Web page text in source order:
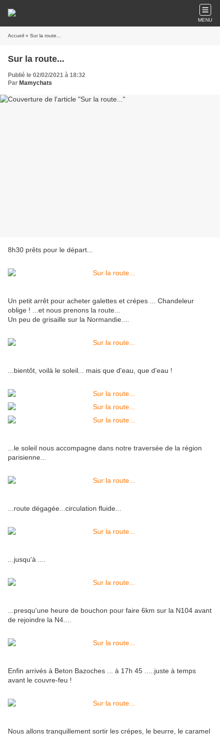
MENU
Accueil » Sur la route...
Sur la route...
Publié le 02/02/2021 à 18:32
Par Mamychats
8h30 prêts pour le départ...
Un petit arrêt pour acheter galettes et crépes ... Chandeleur
oblige ! ...et nous prenons la route...
Un peu de grisaille sur la Normandie....
...bientôt, voilà le soleil... mais que d'eau, que d'eau !
...le soleil nous accompagne dans notre traversée de la région
parisienne...
...route dégagée...circulation fluide...
...jusqu'à ....
...presqu'une heure de bouchon pour faire 6km sur la N104 avant
de rejoindre la N4....
Enfin arrivés à Beton Bazoches ... à 17h 45 .....juste à temps
avant le couvre-feu !
Nous allons tranquillement sortir les crépes, le beurre, le caramel